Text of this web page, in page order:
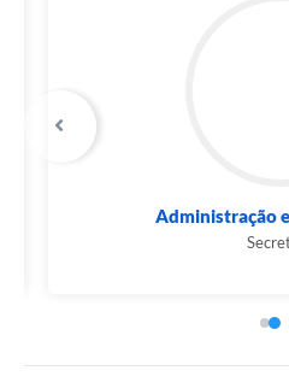
Administração e